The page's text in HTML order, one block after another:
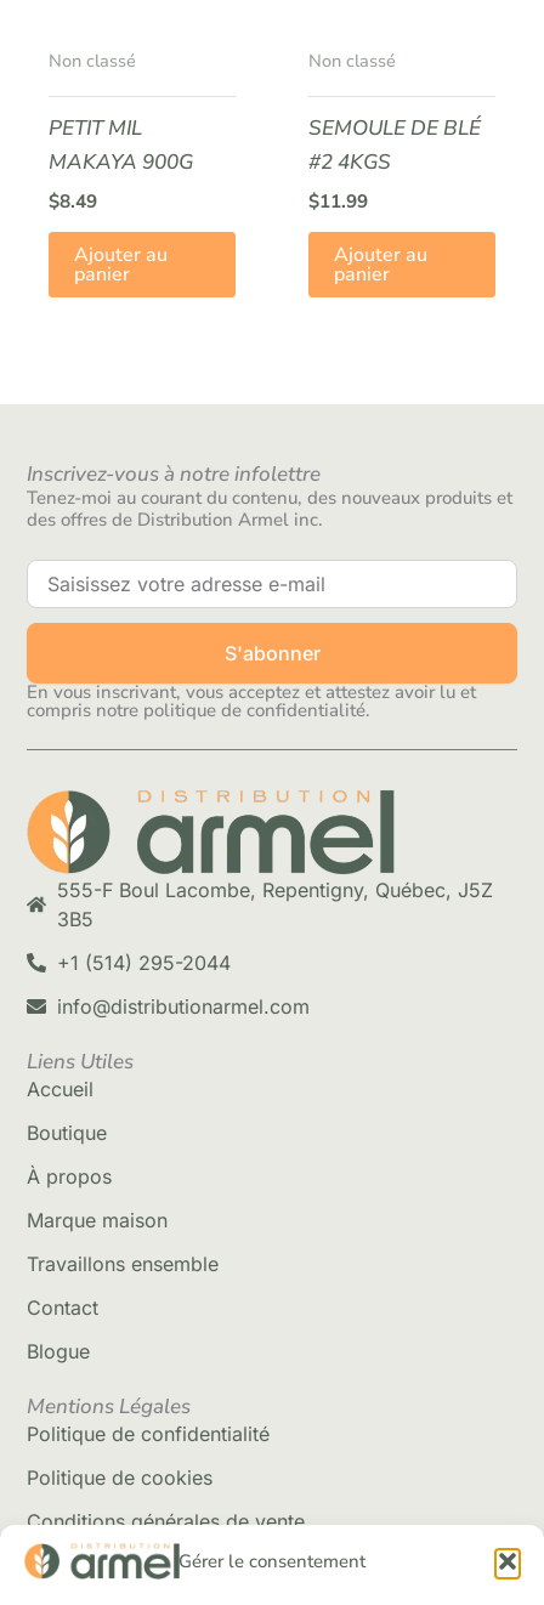
Gérer le consentement
Non classé
PETIT MIL
MAKAYA 900G
$8.49
Ajouter au
panier
Non classé
SEMOULE DE BLÉ
#2 4KGS
$11.99
Ajouter au
panier
Inscrivez-vous à notre infolettre
Tenez-moi au courant du contenu, des nouveaux produits et
des offres de Distribution Armel inc.
S'abonner
En vous inscrivant, vous acceptez et attestez avoir lu et
compris notre politique de confidentialité.
555-F Boul Lacombe, Repentigny, Québec, J5Z
3B5
+1 (514) 295-2044
info@distributionarmel.com
Liens Utiles
Accueil
Boutique
À propos
Marque maison
Travaillons ensemble
Contact
Blogue
Mentions Légales
Politique de confidentialité
Politique de cookies
Conditions générales de vente
Politique de livraison